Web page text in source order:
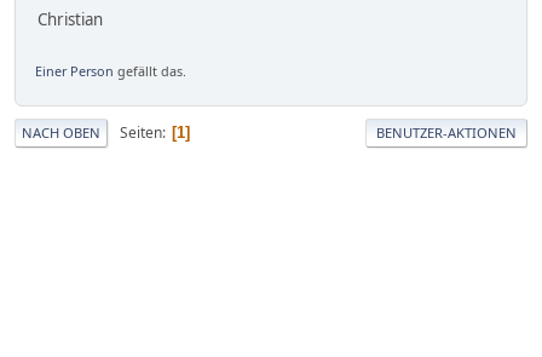
Christian
Einer Person gefällt das.
NACH OBEN Seiten 1 BENUTZER-AKTIONEN